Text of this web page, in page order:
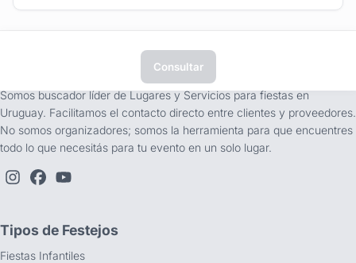
Consultar
Somos buscador líder de Lugares y Servicios para fiestas en
Uruguay. Facilitamos el contacto directo entre clientes y proveedores.
No somos organizadores; somos la herramienta para que encuentres
todo lo que necesitás para tu evento en un solo lugar.
Tipos de Festejos
Fiestas Infantiles